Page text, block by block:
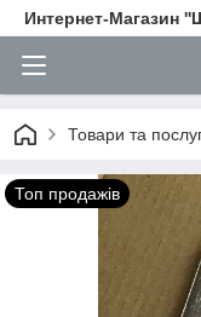
Интернет-Магазин
Товари та
Топ продажів